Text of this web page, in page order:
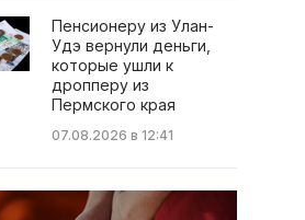
Пенсионеру из Улан-
Удэ вернули деньги,
которые ушли к
дропперу из
Пермского края
07.08.2026 в 12:41